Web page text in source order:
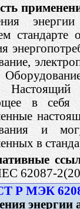
в себя
и
в
62087-
Р МЭК
энергии